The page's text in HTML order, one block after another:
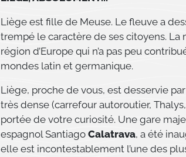
Liège est fille de Meuse. Le fleuve a
trempé le caractère de ses citoyens. La
région d’Europe qui n’a pas peu
mondes latin et germanique.
Liège, proche de vous, est desservie
très dense (carrefour autoroutier,
portée de votre curiosité. Une gare
espagnol Santiago Calatrava, a été
elle est incontestablement l’une des